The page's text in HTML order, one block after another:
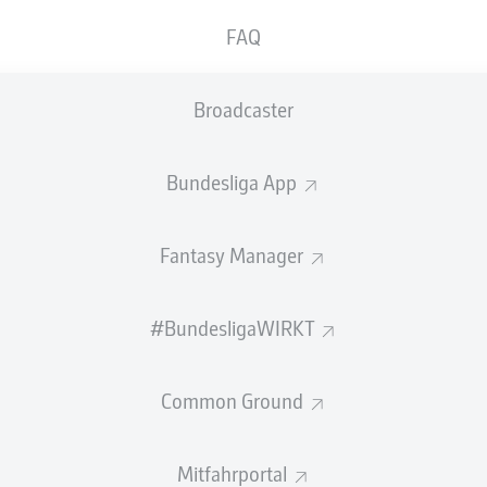
FAQ
Broadcaster
Bundesliga App
Fantasy Manager
#BundesligaWIRKT
Common Ground
Mitfahrportal
ZUSAMMENFASSUNG